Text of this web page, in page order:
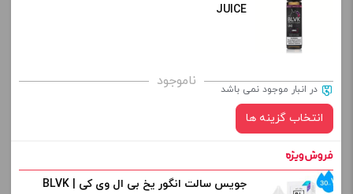
برای فعال شدن سبد خرید و نمایش قیمت ، گزینه های محصول را
از کادر بالا انتخاب کنید.
+
افزودن به سبد خرید
JUICE
ناموجود در انبار موجود نمی باشد
انتخاب گزینه ها
نیکوتین:
جویس سالت انگور یخ بی ال وی کی | BLVK